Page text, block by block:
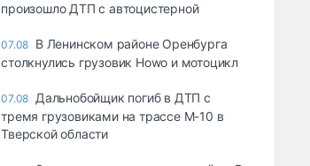
произошло ДТП с автоцистерной
07.08 В Ленинском районе Оренбурга
столкнулись грузовик Howo и мотоцикл
07.08 Дальнобойщик погиб в ДТП с
тремя грузовиками на трассе М-10 в
Тверской области